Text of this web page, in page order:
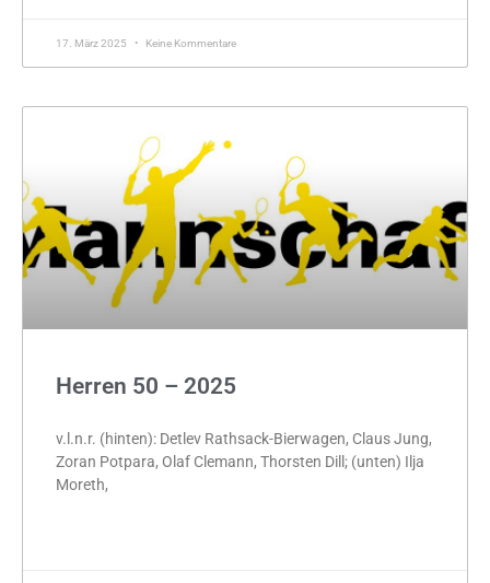
17. März 2025 Keine Kommentare
Herren 50 – 2025
v.l.n.r. (hinten): Detlev Rathsack-Bierwagen, Claus Jung,
Zoran Potpara, Olaf Clemann, Thorsten Dill; (unten) Ilja
Moreth,